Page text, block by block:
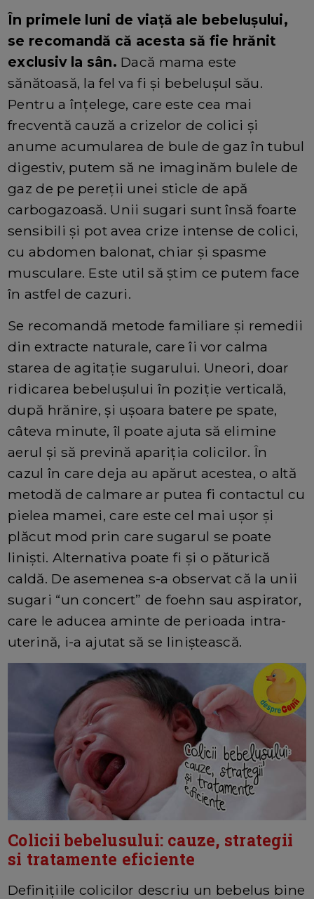
În primele luni de viaţă ale bebelușului,
se recomandă că acesta să fie hrănit
exclusiv la sân. Dacă mama este
sănătoasă, la fel va fi şi bebeluşul său.
Pentru a înțelege, care este cea mai
frecventă cauză a crizelor de colici și
anume acumularea de bule de gaz în tubul
digestiv, putem să ne imaginăm bulele de
gaz de pe pereţii unei sticle de apă
carbogazoasă. Unii sugari sunt însă foarte
sensibili şi pot avea crize intense de colici,
cu abdomen balonat, chiar şi spasme
musculare. Este util să ştim ce putem face
în astfel de cazuri.
Se recomandă metode familiare şi remedii
din extracte naturale, care îi vor calma
starea de agitație sugarului. Uneori, doar
ridicarea bebeluşului în poziţie verticală,
după hrănire, și ușoara batere pe spate,
câteva minute, îl poate ajuta să elimine
aerul şi să prevină apariția colicilor. În
cazul în care deja au apărut acestea, o altă
metodă de calmare ar putea fi contactul cu
pielea mamei, care este cel mai uşor şi
plăcut mod prin care sugarul se poate
liniști. Alternativa poate fi și o păturică
caldă. De asemenea s-a observat că la unii
sugari “un concert” de foehn sau aspirator,
care le aducea aminte de perioada intra-
uterină, i-a ajutat să se liniștească.
Colicii bebelusului: cauze, strategii
si tratamente eficiente
Definițiile colicilor descriu un bebelus bine